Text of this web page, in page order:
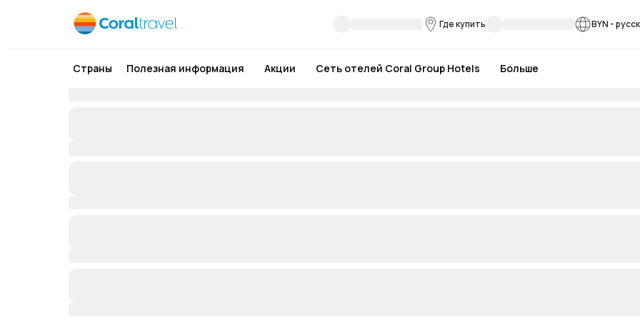
Где купить BYN -
Страны Полезная информация Акции Сеть отелей Coral Group Hotels Больше